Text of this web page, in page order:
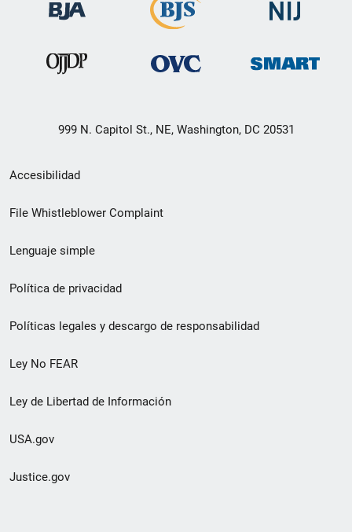
999 N. Capitol St., NE, Washington, DC 20531
Menú
de
de
pie
de
página
Accesibilidad
File Whistleblower Complaint
Lenguaje simple
Política de privacidad
Políticas legales y descargo de responsabilidad
Ley No FEAR
Ley de Libertad de Información
USA.gov
Justice.gov